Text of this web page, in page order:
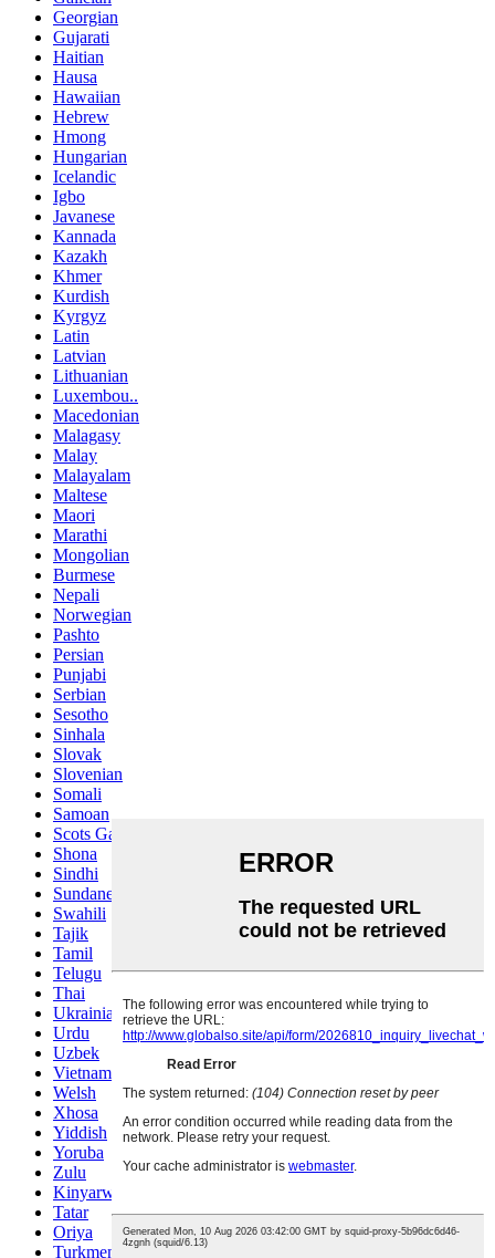
Georgian
Gujarati
Haitian
Hausa
Hawaiian
Hebrew
Hmong
Hungarian
Icelandic
Igbo
Javanese
Kannada
Kazakh
Khmer
Kurdish
Kyrgyz
Latin
Latvian
Lithuanian
Luxembou..
Macedonian
Malagasy
Malay
Malayalam
Maltese
Maori
Marathi
Mongolian
Burmese
Nepali
Norwegian
Pashto
Persian
Punjabi
Serbian
Sesotho
Sinhala
Slovak
Slovenian
Somali
Samoan
Scots Gaelic
Shona
Sindhi
Sundanese
Swahili
Tajik
Tamil
Telugu
Thai
Ukrainian
Urdu
Uzbek
Vietnamese
Welsh
Xhosa
Yiddish
Yoruba
Zulu
Kinyarwanda
Tatar
Oriya
Turkmen